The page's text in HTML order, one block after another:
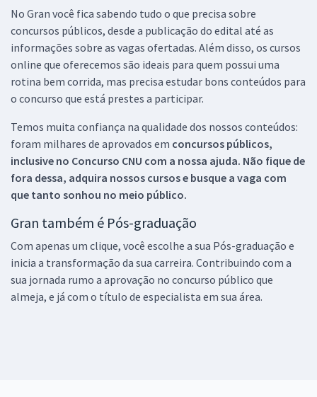
No Gran você fica sabendo tudo o que precisa sobre
concursos públicos, desde a publicação do edital até as
informações sobre as vagas ofertadas. Além disso, os cursos
online que oferecemos são ideais para quem possui uma
rotina bem corrida, mas precisa estudar bons conteúdos para
o concurso que está prestes a participar.
Temos muita confiança na qualidade dos nossos conteúdos:
foram milhares de aprovados em concursos públicos,
inclusive no Concurso CNU com a nossa ajuda. Não fique de
fora dessa, adquira nossos cursos e busque a vaga com
que tanto sonhou no meio público.
Gran também é Pós-graduação
Com apenas um clique, você escolhe a sua Pós-graduação e
inicia a transformação da sua carreira. Contribuindo com a
sua jornada rumo a aprovação no concurso público que
almeja, e já com o título de especialista em sua área.